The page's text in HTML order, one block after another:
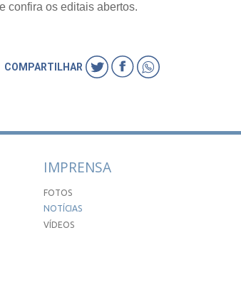
e confira os editais abertos.
COMPARTILHAR
IMPRENSA
FOTOS
NOTÍCIAS
VÍDEOS